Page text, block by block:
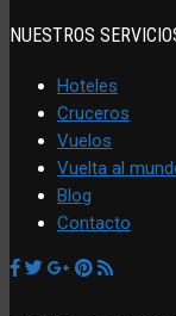
NUESTROS
Hoteles
Cruceros
Vuelos
Vuelta al
Blog
Contacto